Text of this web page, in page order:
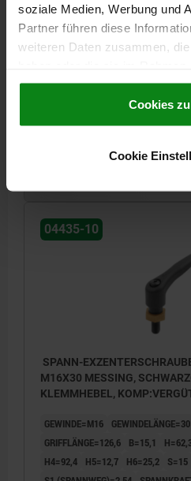
soziale Medien, Werbung und
Partner führen diese
weiteren Daten zusammen,
gesammelt haben.Cookie
Datenschutz|
Cookies
Cookie
BRÜNIERT
GEWINDE=M12 GEWINDELÄNGE=25
GRIFFLÄNGE=110,3
H=53
ANZIEH- DREHMOMENT MAX. NM=15
04435-10
SPANN-
M16X30 MESSING,
KLEMMHEBEL,
GEWINDE=M16 GEWINDELÄNGE=30
GRIFFLÄNGE=126,6
B=15,1
H4=92,4
H5=12,7 H6=25,2 S=15